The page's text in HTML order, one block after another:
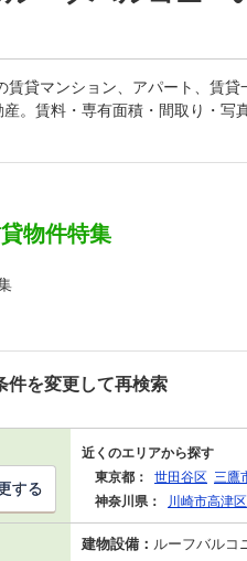
賃貸マンション、アパート、賃
。賃料・専有面積・間取り・
物件特集
件を変更して再検索
近くのエリアから探す
東京都：
世田谷区 三鷹
神奈川県：
川崎市高津区
する
建物設備： ルーフバルコ